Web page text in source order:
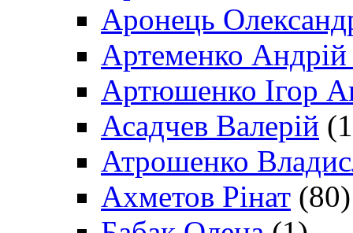
Аронець
Артеменко Андрій
Артюшенко Ігор
Асадчев Валерій
Атрошенко
Ахметов Рінат (80)